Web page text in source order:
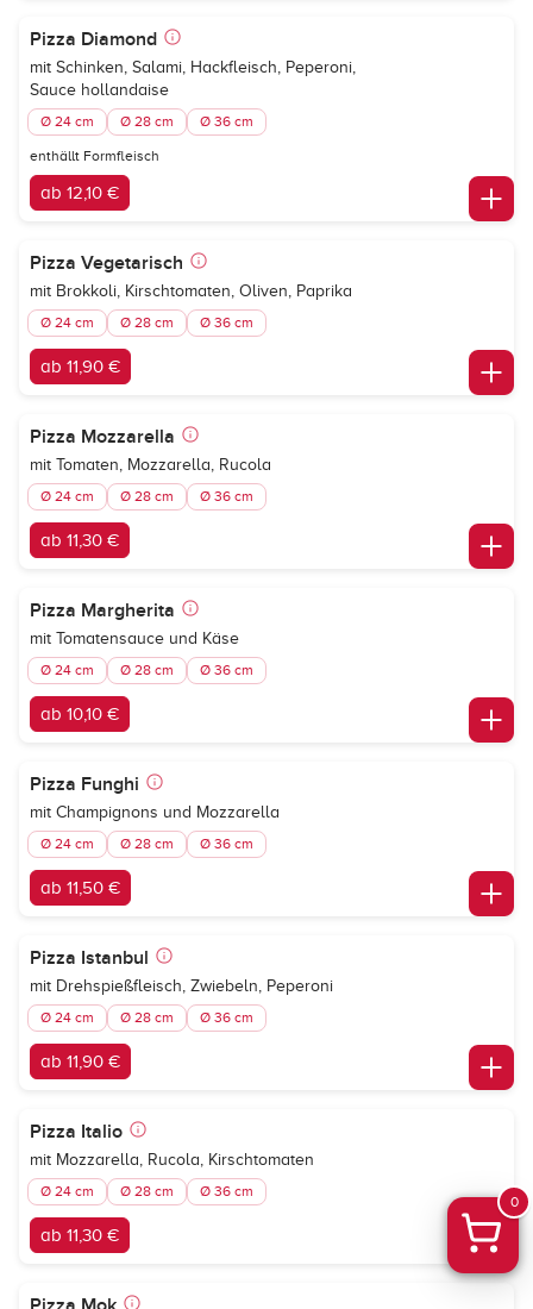
Pizza Diamond
mit Schinken, Salami, Hackfleisch, Peperoni,
Sauce hollandaise
Ø 24 cm Ø 28 cm Ø 36 cm
enthällt Formfleisch
ab 12,10 €
Pizza Vegetarisch
mit Brokkoli, Kirschtomaten, Oliven, Paprika
Ø 24 cm Ø 28 cm Ø 36 cm
ab 11,90 €
Pizza Mozzarella
mit Tomaten, Mozzarella, Rucola
Ø 24 cm Ø 28 cm Ø 36 cm
ab 11,30 €
Pizza Margherita
mit Tomatensauce und Käse
Ø 24 cm Ø 28 cm Ø 36 cm
ab 10,10 €
Pizza Funghi
mit Champignons und Mozzarella
Ø 24 cm Ø 28 cm Ø 36 cm
ab 11,50 €
Pizza Istanbul
mit Drehspießfleisch, Zwiebeln, Peperoni
Ø 24 cm Ø 28 cm Ø 36 cm
ab 11,90 €
Pizza Italio
mit Mozzarella, Rucola, Kirschtomaten
Ø 24 cm Ø 28 cm Ø 36 cm
ab 11,30 €
0